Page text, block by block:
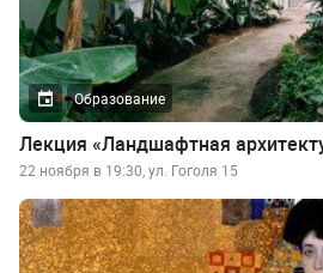
Образование
Лекция «Ландшафтная
22 ноября в 19:30, ул. Гоголя 15